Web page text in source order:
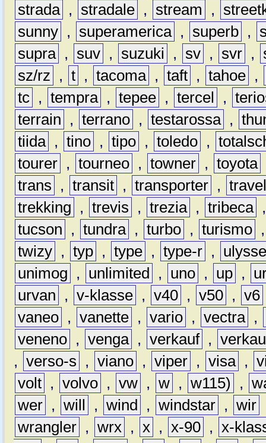
strada , stradale , stream ,
sunny , superamerica , superb ,
supra , suv , suzuki , sv , svr ,
sz/rz
, t , tacoma , taft , tahoe ,
tc , tempra , tepee , tercel ,
terrain
, terrano , testarossa ,
tiida , tino , tipo , toledo ,
tourer , tourneo , towner , toyota
trans
, transit , transporter ,
trekking
, trevis , trezia , tribeca
tucson
, tundra , turbo , turismo
twizy , typ , type , type-r ,
unimog
, unlimited , uno , up ,
urvan
, v-klasse , v40 , v50 , v6
vaneo , vanette , vario , vectra ,
veneno , venga , verkauf ,
, verso-s , viano , viper , visa ,
volt , volvo , vw , w , w115) ,
wer , will , wind , windstar , wir
wrangler , wrx , x , x-90 , x-